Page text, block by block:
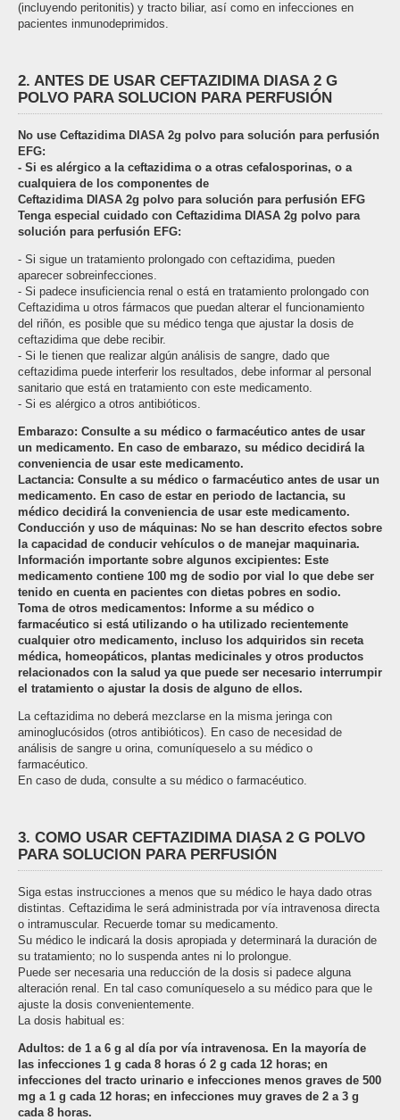
(incluyendo peritonitis) y tracto biliar, así como en infecciones en
pacientes inmunodeprimidos.
2. ANTES DE USAR CEFTAZIDIMA DIASA 2 G
POLVO PARA SOLUCION PARA PERFUSIÓN
No use Ceftazidima DIASA 2g polvo para solución para perfusión
EFG:
- Si es alérgico a la ceftazidima o a otras cefalosporinas, o a
cualquiera de los componentes de
Ceftazidima DIASA 2g polvo para solución para perfusión EFG
Tenga especial cuidado con Ceftazidima DIASA 2g polvo para
solución para perfusión EFG:
- Si sigue un tratamiento prolongado con ceftazidima, pueden
aparecer sobreinfecciones.
- Si padece insuficiencia renal o está en tratamiento prolongado con
Ceftazidima u otros fármacos que puedan alterar el funcionamiento
del riñón, es posible que su médico tenga que ajustar la dosis de
ceftazidima que debe recibir.
- Si le tienen que realizar algún análisis de sangre, dado que
ceftazidima puede interferir los resultados, debe informar al personal
sanitario que está en tratamiento con este medicamento.
- Si es alérgico a otros antibióticos.
Embarazo: Consulte a su médico o farmacéutico antes de usar
un medicamento. En caso de embarazo, su médico decidirá la
conveniencia de usar este medicamento.
Lactancia: Consulte a su médico o farmacéutico antes de usar un
medicamento. En caso de estar en periodo de lactancia, su
médico decidirá la conveniencia de usar este medicamento.
Conducción y uso de máquinas: No se han descrito efectos sobre
la capacidad de conducir vehículos o de manejar maquinaria.
Información importante sobre algunos excipientes: Este
medicamento contiene 100 mg de sodio por vial lo que debe ser
tenido en cuenta en pacientes con dietas pobres en sodio.
Toma de otros medicamentos: Informe a su médico o
farmacéutico si está utilizando o ha utilizado recientemente
cualquier otro medicamento, incluso los adquiridos sin receta
médica, homeopáticos, plantas medicinales y otros productos
relacionados con la salud ya que puede ser necesario interrumpir
el tratamiento o ajustar la dosis de alguno de ellos.
La ceftazidima no deberá mezclarse en la misma jeringa con
aminoglucósidos (otros antibióticos). En caso de necesidad de
análisis de sangre u orina, comuníqueselo a su médico o
farmacéutico.
En caso de duda, consulte a su médico o farmacéutico.
3. COMO USAR CEFTAZIDIMA DIASA 2 G POLVO
PARA SOLUCION PARA PERFUSIÓN
Siga estas instrucciones a menos que su médico le haya dado otras
distintas. Ceftazidima le será administrada por vía intravenosa directa
o intramuscular. Recuerde tomar su medicamento.
Su médico le indicará la dosis apropiada y determinará la duración de
su tratamiento; no lo suspenda antes ni lo prolongue.
Puede ser necesaria una reducción de la dosis si padece alguna
alteración renal. En tal caso comuníqueselo a su médico para que le
ajuste la dosis convenientemente.
La dosis habitual es:
Adultos: de 1 a 6 g al día por vía intravenosa. En la mayoría de
las infecciones 1 g cada 8 horas ó 2 g cada 12 horas; en
infecciones del tracto urinario e infecciones menos graves de 500
mg a 1 g cada 12 horas; en infecciones muy graves de 2 a 3 g
cada 8 horas.